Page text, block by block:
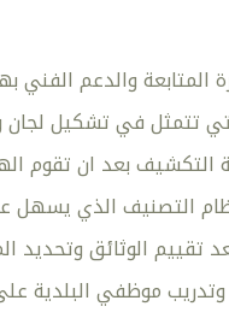
والدعم الفني
تتمثل في تشكيل
التكشيف بعد ان تقوم
التصنيف الذي يسهل
تقييم الوثائق وتحديد
وتدريب موظفي البلدية